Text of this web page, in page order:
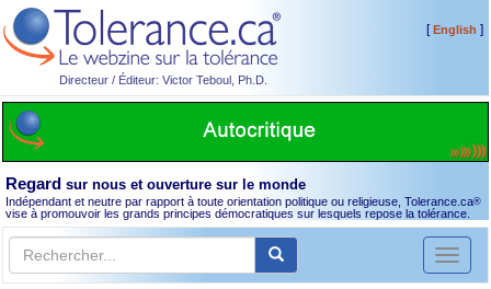
Directeur / Éditeur: Victor Teboul, Ph.D.
[English ]
Regard sur nous et ouverture sur le monde
Indépendant et neutre par rapport à toute orientation politique ou religieuse, Tolerance.ca®
vise à promouvoir les grands principes démocratiques sur lesquels repose la tolérance.
Toggle